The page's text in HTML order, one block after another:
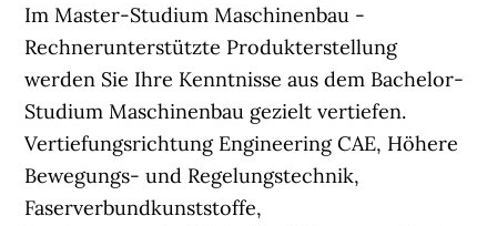
Im Master-Studium Maschinenbau -
Rechnerunterstützte Produkterstellung
werden Sie Ihre Kenntnisse aus dem Bachelor-
Studium Maschinenbau gezielt vertiefen.
Vertiefungsrichtung Engineering CAE, Höhere
Bewegungs- und Regelungstechnik,
Faserverbundkunststoffe,